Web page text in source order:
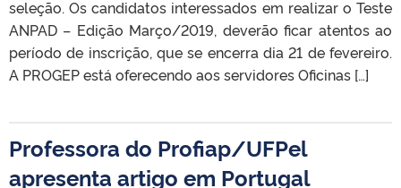
seleção. Os candidatos interessados em realizar o Teste
ANPAD – Edição Março/2019, deverão ficar atentos ao
período de inscrição, que se encerra dia 21 de fevereiro.
A PROGEP está oferecendo aos servidores Oficinas […]
Professora do Profiap/UFPel
apresenta artigo em Portugal